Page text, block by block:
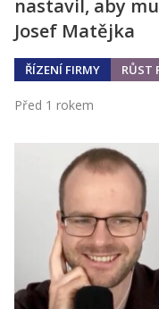
nastavil, aby
Josef Matějka
ŘÍZENÍ FIRMY RŮST
Před 1 rokem